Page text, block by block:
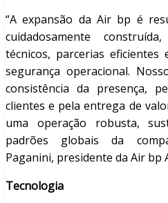
“A expansão da Air bp é
cuidadosamente
técnicos, parcerias
segurança operacional.
consistência da presença,
clientes e pela entrega de
uma operação robusta,
padrões globais da
Paganini, presidente da Air bp
Tecnologia